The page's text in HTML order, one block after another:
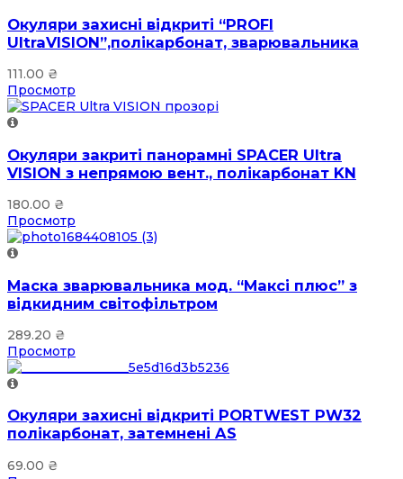
Окуляри захисні відкриті “PROFI
UltraVISION”,полікарбонат, зварювальника
111.00 ₴
Просмотр
Окуляри закриті панорамні SPACER Ultra
VISION з непрямою вент., полікарбонат KN
180.00 ₴
Просмотр
Маска зварювальника мод. “Максі плюс” з
відкидним світофільтром
289.20 ₴
Просмотр
Окуляри захисні відкриті PORTWEST PW32
полікарбонат, затемнені AS
69.00 ₴